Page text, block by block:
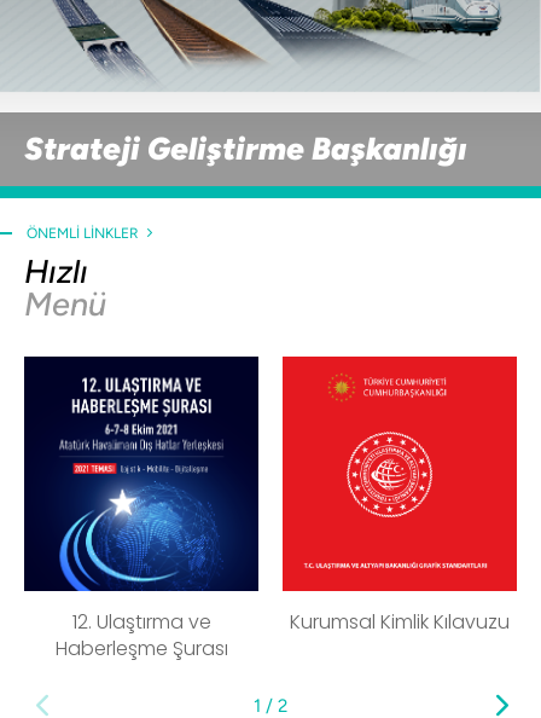
Strateji Geliştirme Başkanlığı
ÖNEMLI LINKLER
Hızlı
Menü
12. Ulaştırma ve
Haberleşme Şurası
Kurumsal Kimlik Kılavuzu
1 / 2